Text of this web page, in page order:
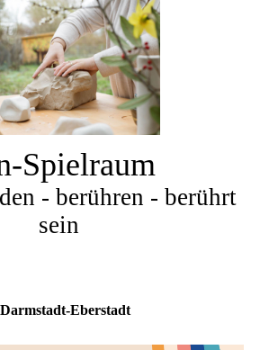
Spielraum
- berühren - berührt
sein
Eberstadt